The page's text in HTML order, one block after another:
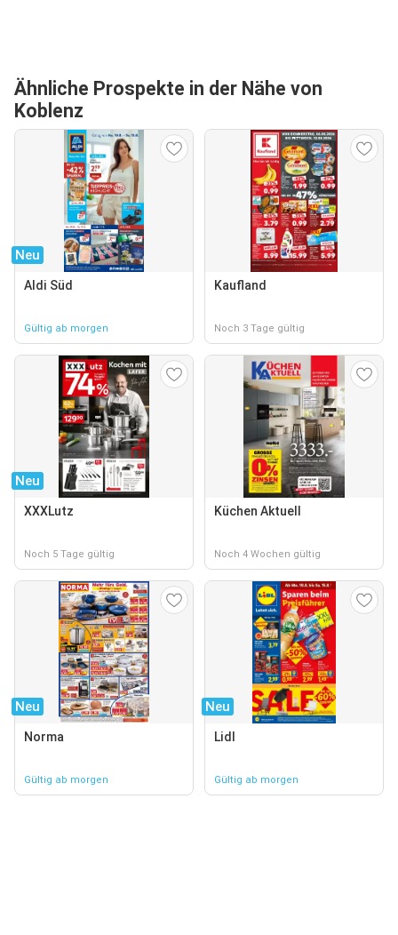
Ähnliche Prospekte in der Nähe von
Koblenz
Neu
Aldi Süd
Gültig ab morgen
Kaufland
Noch 3 Tage gültig
Neu
XXXLutz
Noch 5 Tage gültig
Küchen Aktuell
Noch 4 Wochen gültig
Neu
Norma
Gültig ab morgen
Neu
Lidl
Gültig ab morgen